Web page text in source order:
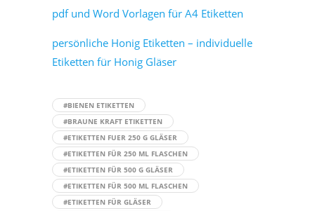
pdf und Word Vorlagen für A4 Etiketten
persönliche Honig Etiketten – individuelle
Etiketten für Honig Gläser
#BIENEN ETIKETTEN
#BRAUNE KRAFT ETIKETTEN
#ETIKETTEN FUER 250 G GLÄSER
#ETIKETTEN FÜR 250 ML FLASCHEN
#ETIKETTEN FÜR 500 G GLÄSER
#ETIKETTEN FÜR 500 ML FLASCHEN
#ETIKETTEN FÜR GLÄSER